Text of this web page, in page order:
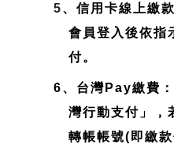
5、信用卡線上繳
會員登入後依指
付。
6、台灣Pay繳費
灣行動支付」，
轉帳帳號(即繳